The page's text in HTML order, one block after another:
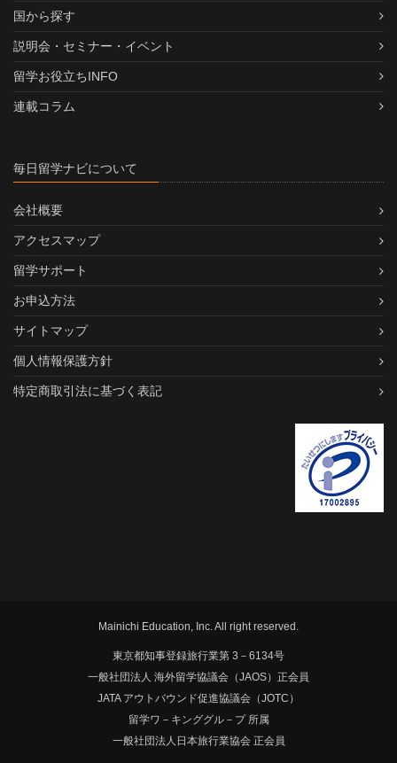
国から探す
説明会・セミナー・イベント
留学お役立ちINFO
連載コラム
毎日留学ナビについて
会社概要
アクセスマップ
留学サポート
お申込方法
サイトマップ
個人情報保護方針
特定商取引法に基づく表記
Mainichi Education, Inc. All right reserved.
東京都知事登録旅行業第 3－6134号
一般社団法人 海外留学協議会（JAOS）正会員
JATA アウトバウンド促進協議会（JOTC）
留学ワ－キンググル－プ 所属
一般社団法人日本旅行業協会 正会員